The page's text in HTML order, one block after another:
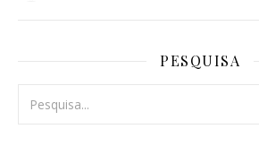
PESQUISA